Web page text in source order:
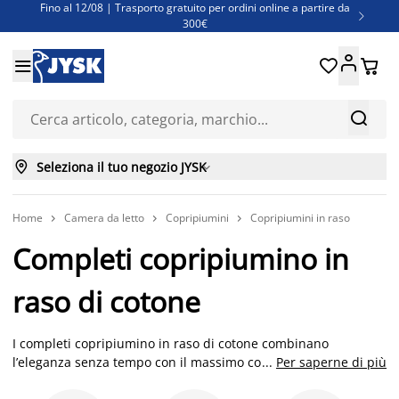
Fino al 12/08 | Trasporto gratuito per ordini online a partire da
300€

Super offerte d'estate | Oltre 1.500 articoli fino al 70%
Finanziamenti - Scegli il piano di rimborso più adatto a te


 
 Seleziona il tuo negozio JYSK
Home  Camera da letto  Copripiumini  Copripiumini in raso
Completi copripiumino in
raso di cotone
I completi copripiumino in raso di cotone combinano
l’eleganza senza tempo con il massimo comfort. Realizzati con
... Per saperne di più